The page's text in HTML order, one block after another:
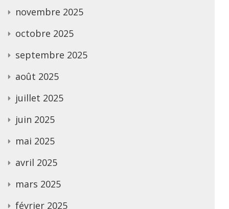
novembre 2025
octobre 2025
septembre 2025
août 2025
juillet 2025
juin 2025
mai 2025
avril 2025
mars 2025
février 2025